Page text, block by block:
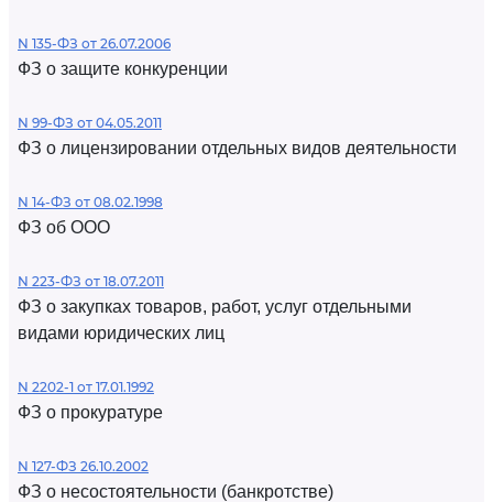
N 135-ФЗ от 26.07.2006
ФЗ о защите конкуренции
N 99-ФЗ от 04.05.2011
ФЗ о лицензировании отдельных видов деятельности
N 14-ФЗ от 08.02.1998
ФЗ об ООО
N 223-ФЗ от 18.07.2011
ФЗ о закупках товаров, работ, услуг отдельными
видами юридических лиц
N 2202-1 от 17.01.1992
ФЗ о прокуратуре
N 127-ФЗ 26.10.2002
ФЗ о несостоятельности (банкротстве)